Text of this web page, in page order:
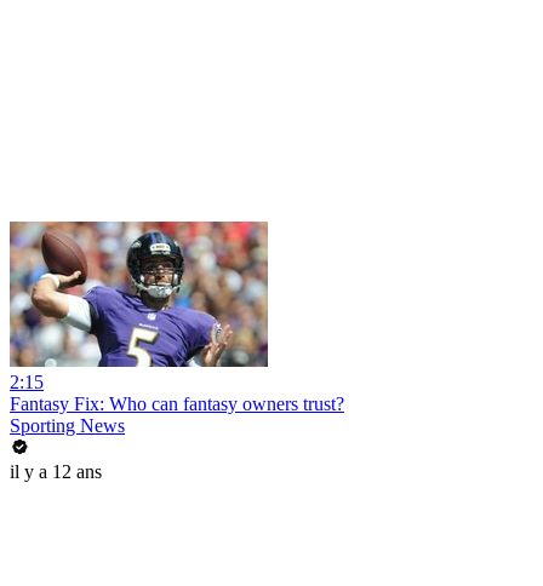
2:15
Fantasy Fix: Who can fantasy owners trust?
Sporting News
il y a 12 ans